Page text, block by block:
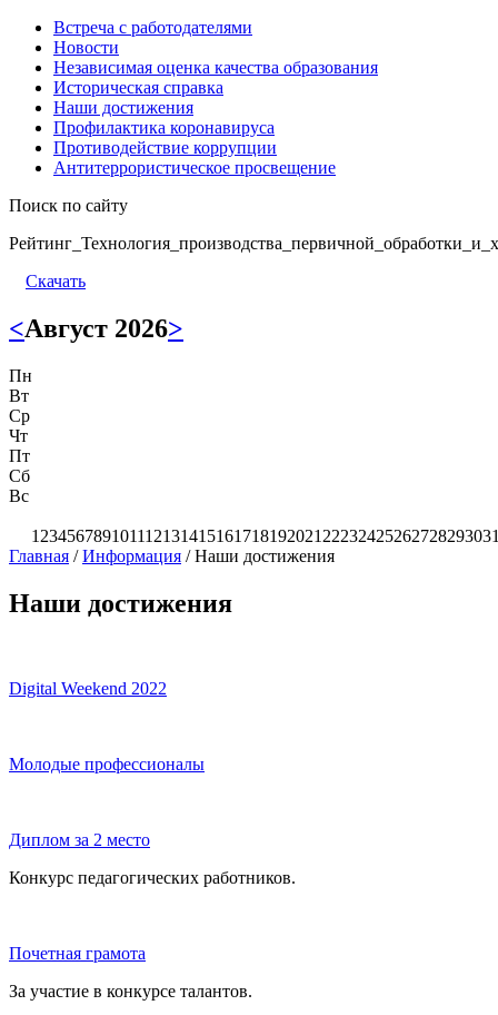
Встреча с работодателями
Новости
Независимая оценка качества образования
Историческая справка
Наши достижения
Профилактика коронавируса
Противодействие коррупции
Антитеррористическое просвещение
Поиск по сайту
Скачать
<Август 2026>
Пн
Вт
Ср
Чт
Пт
Сб
Вс
1 23456789101112131415161718192021 222324252627282930
Главная /Информация /Наши достижения
Наши достижения
Digital Weekend 2022
Молодые профессионалы
Диплом за 2 место
Конкурс педагогических работников.
Почетная грамота
За участие в конкурсе талантов.